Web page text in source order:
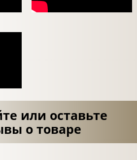
или оставьте
о товаре